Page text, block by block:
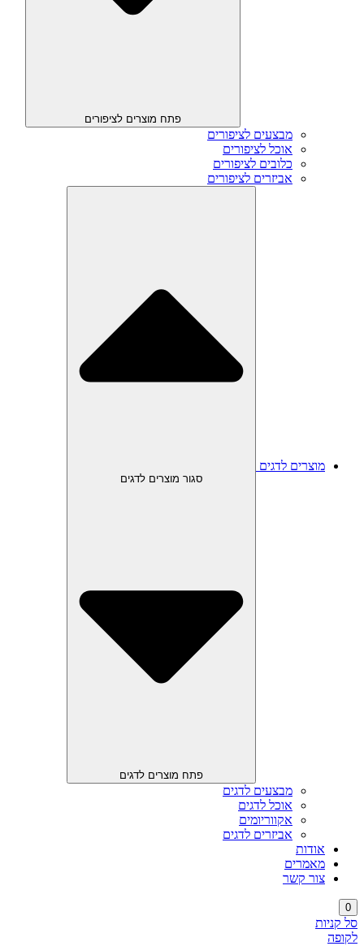
פתח מוצרים לציפורים
מבצעים לציפורים
אוכל לציפורים
כלובים לציפורים
אביזרים לציפורים
מוצרים לדגים
סגור מוצרים לדגים
פתח מוצרים לדגים
מבצעים לדגים
אוכל לדגים
אקווריומים
אביזרים לדגים
אודות
מאמרים
צור קשר
0
סל קניות
לקופה